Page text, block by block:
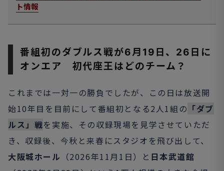
ト情報
番組初のダブルス戦が6月19日、26日に
オンエア 初代座王はどのチーム？
これまでは一対一の勝負でしたが、この日は放送開
始10年目を目前にして番組初となる2人1組の 「ダブ
ルス」戦を実施、その収録現場を見学させていただ
き、収録後、今秋と来春にスタジオを飛び出して、
大阪城ホール （2026年11月1日）と 日本武道館